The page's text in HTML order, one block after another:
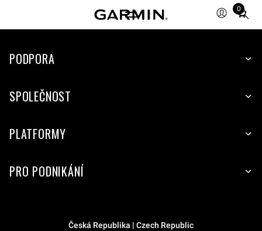
0
Total
items
cart:
PODPORA
SPOLEČNOST
PLATFORMY
PRO PODNIKÁNÍ
Česká Republika | Czech Republic